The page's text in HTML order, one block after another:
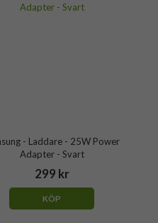
- Laddare - 25W Power
Adapter - Svart
299 kr
KÖP